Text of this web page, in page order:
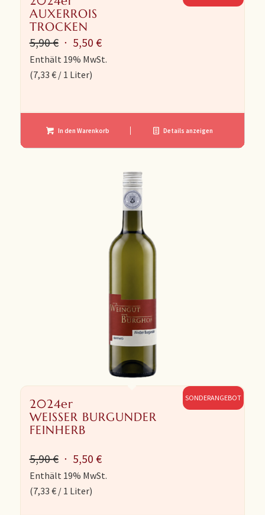
AUXERROIS
TROCKEN
5,90€ Ursprünglicher
Preis
war:
5,50 €Aktueller
Preis
Enthält 19% MwSt.
(7,33 €/ 1 Liter)
In den Warenkorb Details anzeigen
2024er
WEISSER BURGUNDER
FEINHERB
5,90€ Ursprünglicher
Preis
war:
5,50 €Aktueller
Preis
Enthält 19% MwSt.
(7,33 €/ 1 Liter)
SONDERANGEBOT